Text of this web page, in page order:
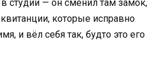
студии — он сменил там замок,
которые исправно
и вёл себя так, будто это его